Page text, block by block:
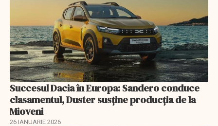
Succesul Dacia în Europa: Sandero conduce
clasamentul, Duster susține producția de la
Mioveni
26 IANUARIE 2026